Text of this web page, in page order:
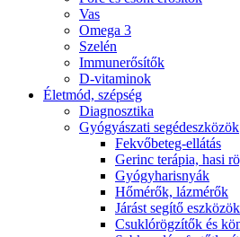
Vas
Omega 3
Szelén
Immunerősítők
D-vitaminok
Életmód, szépség
Diagnosztika
Gyógyászati segédeszközök
Fekvőbeteg-ellátás
Gerinc terápia, hasi
Gyógyharisnyák
Hőmérők, lázmérők
Járást segítő eszközök
Csuklórögzítők és